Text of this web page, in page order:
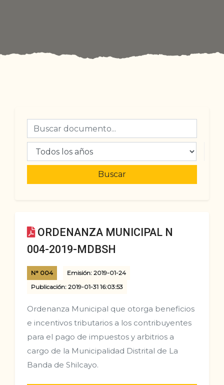
Buscar
ORDENANZA MUNICIPAL N
004-2019-MDBSH
N° 004
Emisión: 2019-01-24
Publicación: 2019-01-31 16:03:53
Ordenanza Municipal que otorga beneficios
e incentivos tributarios a los contribuyentes
para el pago de impuestos y arbitrios a
cargo de la Municipalidad Distrital de La
Banda de Shilcayo.